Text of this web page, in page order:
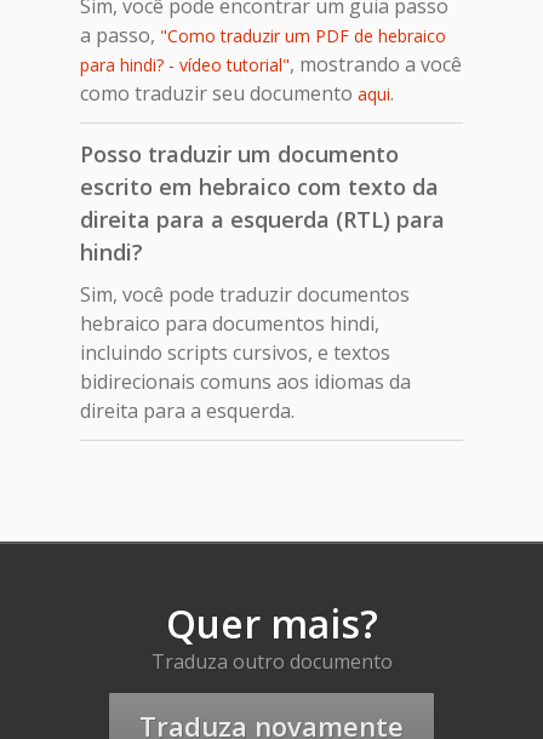
Sim, você pode encontrar um guia passo
a passo, "Como traduzir um PDF de hebraico
para hindi? - vídeo tutorial", mostrando a você
como traduzir seu documento aqui.
Posso traduzir um documento
escrito em hebraico com texto da
direita para a esquerda (RTL) para
hindi?
Sim, você pode traduzir documentos
hebraico para documentos hindi,
incluindo scripts cursivos, e textos
bidirecionais comuns aos idiomas da
direita para a esquerda.
Quer mais?
Traduza outro documento
Traduza novamente